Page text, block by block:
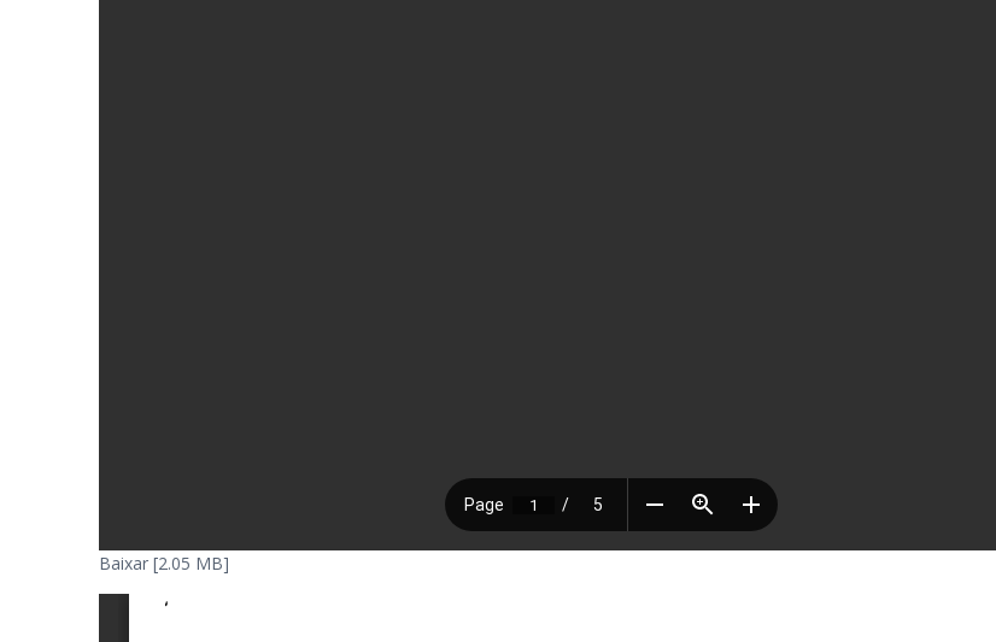
Baixar [2.05 MB]